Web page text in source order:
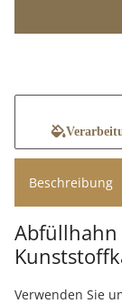
Beschreibung
Verwenden Sie